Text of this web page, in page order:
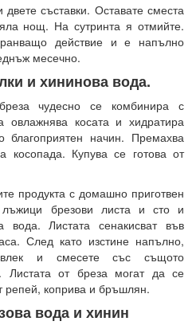
съставки. Оставате сместа
нощ. На сутринта я отмийте.
действие и е напълно
месечно.
и хининова вода.
чудесно се комбинира с
овлажнява косата и хидратира
благоприятен начин. Премахва
косопада. Купува се готова от
продукта с домашно приготвен
лъжици брезови листа и сто и
вода. Листата сенакисват във
След като изстине напълно,
и смесете със същото
Листата от бреза могат да се
репей, коприва и бръшлян.
вода и хинин